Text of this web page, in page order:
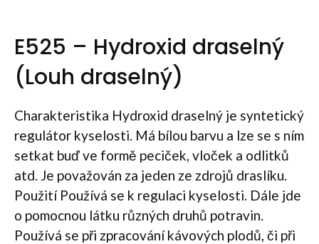
E525 – Hydroxid draselný
(Louh draselný)
Charakteristika Hydroxid draselný je syntetický
regulátor kyselosti. Má bílou barvu a lze se s ním
setkat buď ve formě peciček, vloček a odlitků
atd. Je považován za jeden ze zdrojů draslíku.
Použití Používá se k regulaci kyselosti. Dále jde
o pomocnou látku různých druhů potravin.
Používá se při zpracování kávových plodů, či při